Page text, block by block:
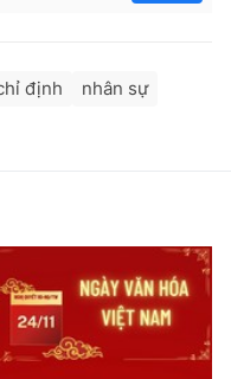
định
nhân sự